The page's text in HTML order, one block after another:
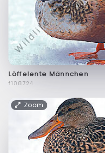
Löffelente Männchen
f108724
Zoom